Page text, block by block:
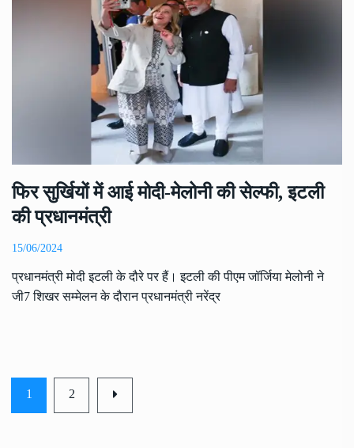
फिर सुर्खियों में आई मोदी-मेलोनी की सेल्फी, इटली
की प्रधानमंत्री
15/06/2024
प्रधानमंत्री मोदी इटली के दौरे पर हैं। इटली की पीएम जॉर्जिया मेलोनी ने
जी7 शिखर सम्मेलन के दौरान प्रधानमंत्री नरेंद्र
1 2